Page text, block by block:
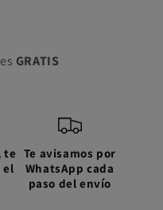
GRATIS
te
el
Te avisamos por
WhatsApp cada
paso del envío